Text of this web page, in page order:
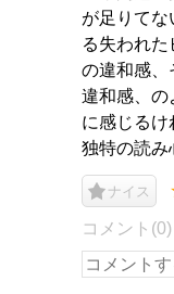
が足りて
る失われ
の違和感、
違和感、の
に感じるけ
独特の読み
ナイス
コメント(0)